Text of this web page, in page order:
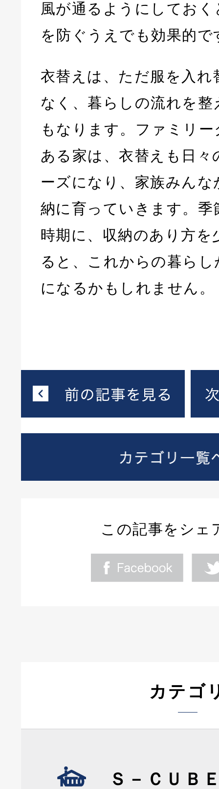
風が通るようにしてお
を防ぐうえでも効果的で
衣替えは、ただ服を入れ
なく、暮らしの流れを
もなります。ファミリ
ある家は、衣替えも日々
ーズになり、家族みん
納に育っていきます。季
時期に、収納のあり方を
ると、これからの暮ら
になるかもしれません。
この記事をシェ
カテゴ
Ｓ－ＣＵＢ